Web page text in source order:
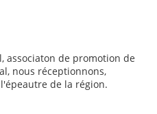
associaton de promotion de
nous réceptionnons,
de la région.